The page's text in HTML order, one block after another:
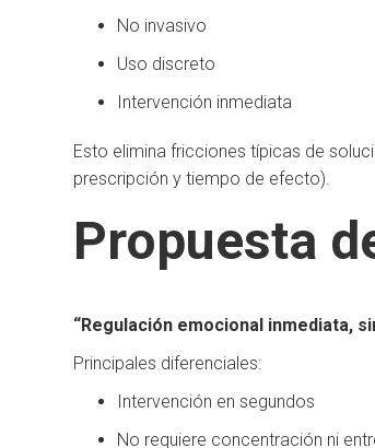
No invasivo
Uso discreto
Intervención inmediata
Esto elimina fricciones típicas de
prescripción y tiempo de efecto).
Propuesta
“Regulación emocional inmediata,
Principales diferenciales:
Intervención en segundos
No requiere concentración ni